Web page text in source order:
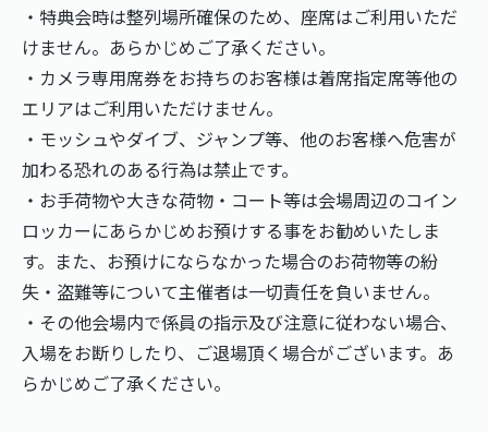
・特典会時は整列場所確保のため、座席はご利用いただ
けません。あらかじめご了承ください。
・カメラ専用席券をお持ちのお客様は着席指定席等他の
エリアはご利用いただけません。
・モッシュやダイブ、ジャンプ等、他のお客様へ危害が
加わる恐れのある行為は禁止です。
・お手荷物や大きな荷物・コート等は会場周辺のコイン
ロッカーにあらかじめお預けする事をお勧めいたしま
す。また、お預けにならなかった場合のお荷物等の紛
失・盗難等について主催者は一切責任を負いません。
・その他会場内で係員の指示及び注意に従わない場合、
入場をお断りしたり、ご退場頂く場合がございます。あ
らかじめご了承ください。